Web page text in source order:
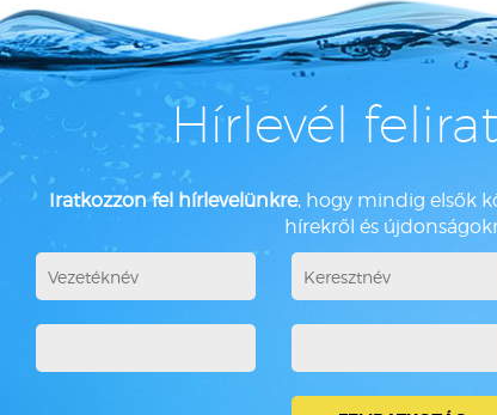
Hírlevél
Iratkozzon fel hírlevelünkre, hogy mindig elsők
hírekről és